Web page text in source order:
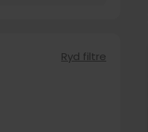
Ryd filtre